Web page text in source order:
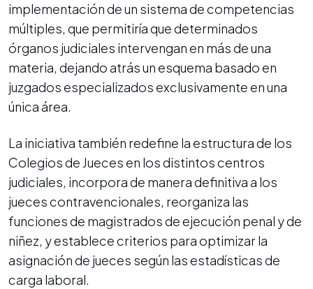
implementación de un sistema de competencias
múltiples, que permitiría que determinados
órganos judiciales intervengan en más de una
materia, dejando atrás un esquema basado en
juzgados especializados exclusivamente en una
única área.
La iniciativa también redefine la estructura de los
Colegios de Jueces en los distintos centros
judiciales, incorpora de manera definitiva a los
jueces contravencionales, reorganiza las
funciones de magistrados de ejecución penal y de
niñez, y establece criterios para optimizar la
asignación de jueces según las estadísticas de
carga laboral.